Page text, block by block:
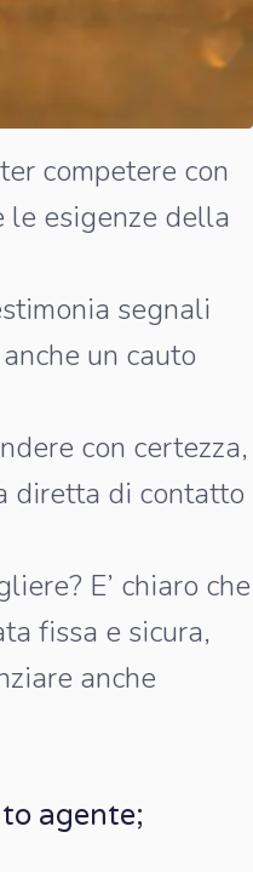
competere con
le esigenze della
segnali
un cauto
con certezza,
diretta di contatto
E’ chiaro che
fissa e sicura,
anche
agente;